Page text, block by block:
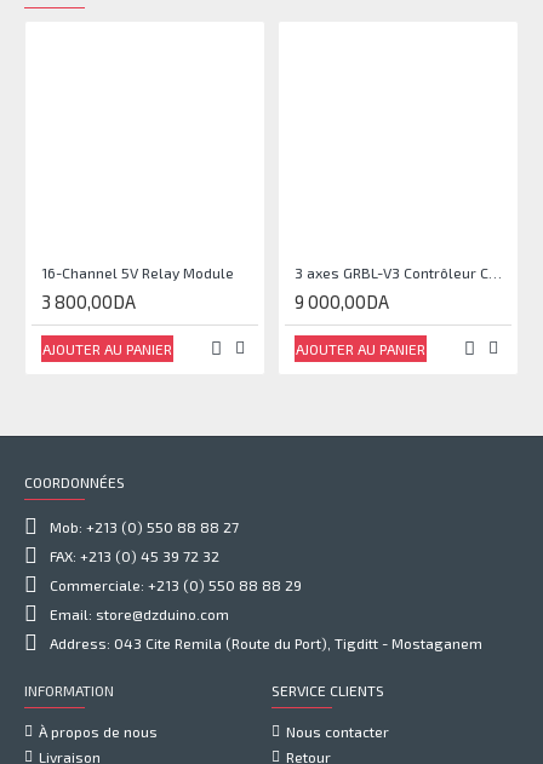
16-Channel 5V Relay Module
3 800,00DA
AJOUTER AU PANIER
3 axes GRBL-V3 Contrôleur CNC / laser 2 en 1
9 000,00DA
AJOUTER AU PANIER
COORDONNÉES
Mob: +213 (0) 550 88 88 27
FAX: +213 (0) 45 39 72 32
Commerciale: +213 (0) 550 88 88 29
Email: store@dzduino.com
Address: 043 Cite Remila (Route du Port), Tigditt - Mostaganem
INFORMATION
À propos de nous
Livraison
SERVICE CLIENTS
Nous contacter
Retour